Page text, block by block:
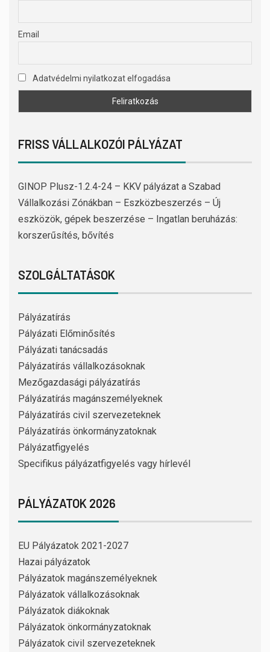
Email
Adatvédelmi nyilatkozat elfogadása
FRISS VÁLLALKOZÓI PÁLYÁZAT
GINOP Plusz-1.2.4-24 – KKV pályázat a Szabad
Vállalkozási Zónákban – Eszközbeszerzés – Új
eszközök, gépek beszerzése – Ingatlan beruházás:
korszerűsítés, bővítés
SZOLGÁLTATÁSOK
Pályázatírás
Pályázati Előminősítés
Pályázati tanácsadás
Pályázatírás vállalkozásoknak
Mezőgazdasági pályázatírás
Pályázatírás magánszemélyeknek
Pályázatírás civil szervezeteknek
Pályázatírás önkormányzatoknak
Pályázatfigyelés
Specifikus pályázatfigyelés vagy hírlevél
PÁLYÁZATOK 2026
EU Pályázatok 2021-2027
Hazai pályázatok
Pályázatok magánszemélyeknek
Pályázatok vállalkozásoknak
Pályázatok diákoknak
Pályázatok önkormányzatoknak
Pályázatok civil szervezeteknek